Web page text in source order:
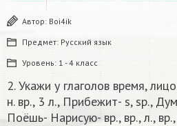
Автор: Boi4ik
Предмет: Русский язык
Уровень: 1 - 4 класс
2. Укажи у глаголов время,
н. вр., 3 л., Прибежит- s, sp.,
Поёшь- Нарисую- вр., вр., л.,